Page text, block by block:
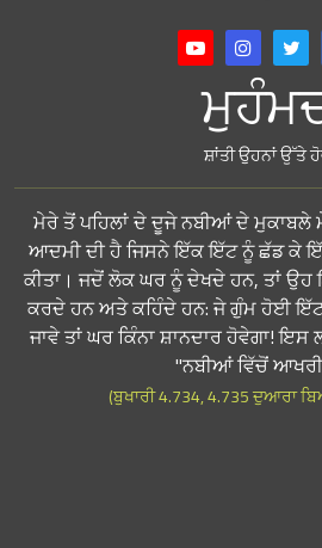
ਸ਼ਾਂਤੀ ਉਹਨਾਂ ਉੱਤੇ
"ਮੇਰੇ ਤੋਂ ਪਹਿਲਾਂ ਦੇ ਦੂਜੇ ਨਬੀਆਂ ਦੇ ਮੁਕਾਬਲੇ
ਆਦਮੀ ਦੀ ਹੈ ਜਿਸਨੇ ਇੱਕ ਇੱਟ ਨੂੰ ਛੱਡ ਕੇ
ਕੀਤਾ। ਜਦੋਂ ਲੋਕ ਘਰ ਨੂੰ ਦੇਖਦੇ ਹਨ, ਤਾਂ ਉਹ
ਕਰਦੇ ਹਨ ਅਤੇ ਕਹਿੰਦੇ ਹਨ: ਜੇ ਗੁੰਮ ਹੋਈ ਇੱਟ
ਜਾਵੇ ਤਾਂ ਘਰ ਕਿੰਨਾ ਸ਼ਾਨਦਾਰ ਹੋਵੇਗਾ!
ਨਬੀਆਂ ਵਿੱਚੋਂ ਆਖਰੀ